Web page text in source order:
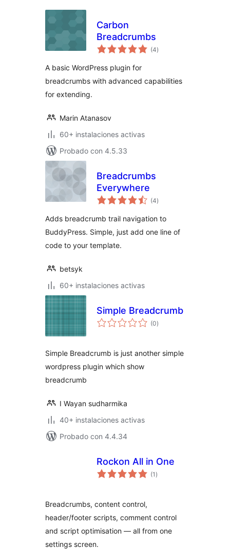
Carbon
Breadcrumbs
(4total
de
)
A basic WordPress plugin for
breadcrumbs with advanced capabilities
for extending.
Marin Atanasov
60+ instalaciones activas
Probado con 4.5.33
Breadcrumbs
Everywhere
(4total
de
)
Adds breadcrumb trail navigation to
BuddyPress. Simple, just add one line of
code to your template.
betsyk
60+ instalaciones activas
Simple Breadcrumb
(0total
de
)
Simple Breadcrumb is just another simple
wordpress plugin which show
breadcrumb
I Wayan sudharmika
40+ instalaciones activas
Probado con 4.4.34
Rockon All in One
(1 total
de
)
Breadcrumbs, content control,
header/footer scripts, comment control
and script optimisation — all from one
settings screen.